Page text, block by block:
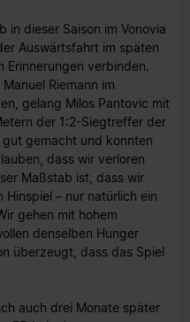
in dieser Saison im Vonovia
Auswärtsfahrt im späten
Erinnerungen verbinden.
Riemann im
gelang Milos Pantovic mit
der 1:2-Siegtreffer der
gut gemacht und konnten
dass wir verloren
Maßstab ist, dass wir
– nur natürlich ein
gehen mit hohem
denselben Hunger
überzeugt, dass das Spiel
auch drei Monate später